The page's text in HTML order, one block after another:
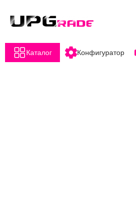
Каталог Конфигуратор